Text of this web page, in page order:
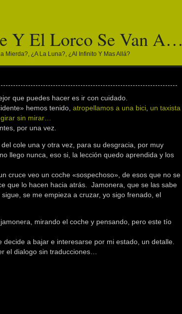
Y El Lorco Se Van A…
Mierda?, ¿a La Luna?, ¿al Infinito Y Mas Allá?
que puedes hacer es ir con cuidado.
hemos tenido, atropellamos a una bici un taxista
sin mirar…
por una vez.
cole una y otra vez, para su desgracia, por muy
llego nunca, eso si, la lección quedo aprendida y los
cruce veo un coche «sospechoso», de esos que no se
que lo hacen hacia atrás. Jamonera, que se las sabe
se me empieza a cruzar, yo sigo frenado, el
mirando el coche y pensando, pero este tío
a bajar e interesarse por mi estado, un detalle.
el dialogo sin traducciones…